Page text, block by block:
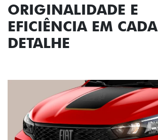
ORIGINALIDADE E
EFICIÊNCIA EM CADA
DETALHE